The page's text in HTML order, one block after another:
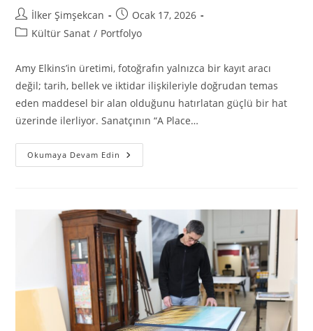
İlker Şimşekcan
Ocak 17, 2026
Kültür Sanat / Portfolyo
Amy Elkins’in üretimi, fotoğrafın yalnızca bir kayıt aracı
değil; tarih, bellek ve iktidar ilişkileriyle doğrudan temas
eden maddesel bir alan olduğunu hatırlatan güçlü bir hat
üzerinde ilerliyor. Sanatçının “A Place…
Okumaya Devam Edin